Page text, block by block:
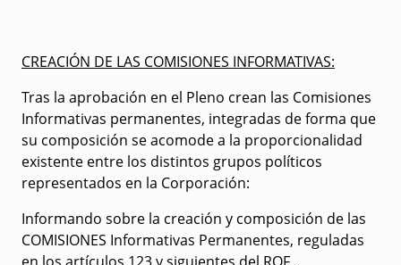
CREACIÓN DE LAS COMISIONES INFORMATIVAS:
Tras la aprobación en el Pleno crean las Comisiones
Informativas permanentes, integradas de forma que
su composición se acomode a la proporcionalidad
existente entre los distintos grupos políticos
representados en la Corporación:
Informando sobre la creación y composición de las
COMISIONES Informativas Permanentes, reguladas